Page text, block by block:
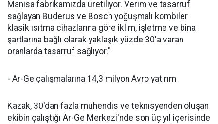
Manisa fabrikamızda üretiliyor. Verim ve tasarruf
sağlayan Buderus ve Bosch yoğuşmalı kombiler
klasik ısıtma cihazlarına göre iklim, işletme ve bina
şartlarına bağlı olarak yaklaşık yüzde 30'a varan
oranlarda tasarruf sağlıyor."
- Ar-Ge çalışmalarına 14,3 milyon Avro yatırım
Kazak, 30'dan fazla mühendis ve teknisyenden oluşan
ekibin çalıştığı Ar-Ge Merkezi'nde son üç yıl içerisinde